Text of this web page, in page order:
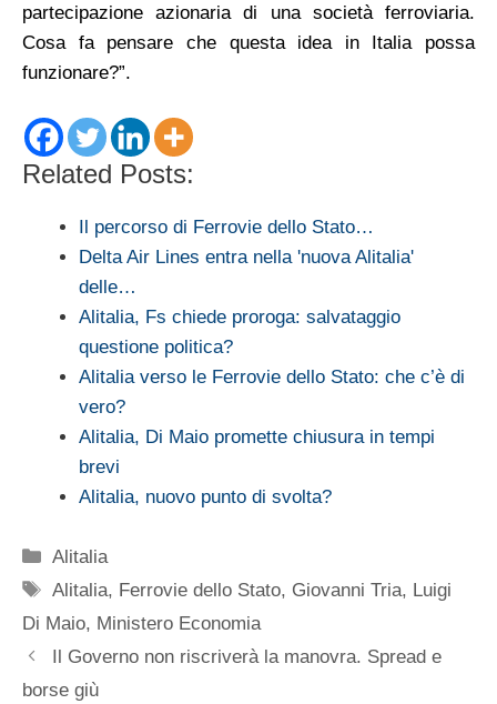
partecipazione azionaria di una società ferroviaria.
Cosa fa pensare che questa idea in Italia possa
funzionare?”.
Related Posts:
Il percorso di Ferrovie dello Stato…
Delta Air Lines entra nella 'nuova Alitalia'
delle…
Alitalia, Fs chiede proroga: salvataggio
questione politica?
Alitalia verso le Ferrovie dello Stato: che c’è di
vero?
Alitalia, Di Maio promette chiusura in tempi
brevi
Alitalia, nuovo punto di svolta?
Categorie
Alitalia
Tag
Alitalia, Ferrovie dello Stato, Giovanni Tria, Luigi
Di Maio, Ministero Economia
Il Governo non riscriverà la manovra. Spread e
borse giù